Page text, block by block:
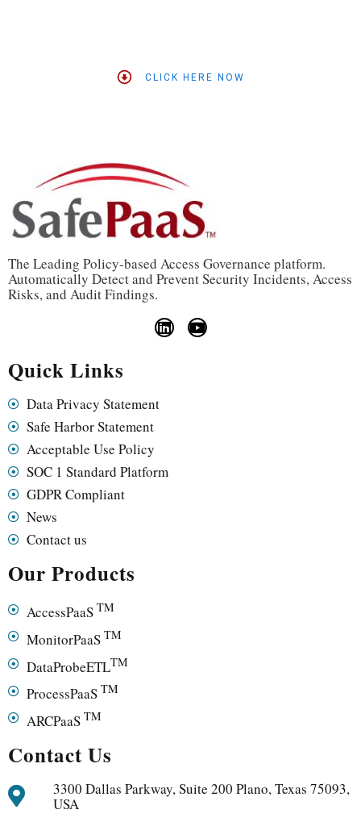
CLICK HERE NOW
The Leading Policy-based Access Governance platform.
Automatically Detect and Prevent Security Incidents, Access
Risks, and Audit Findings.
Quick Links
Data Privacy Statement
Safe Harbor Statement
Acceptable Use Policy
SOC 1 Standard Platform
GDPR Compliant
News
Contact us
Our Products
AccessPaaS TM
MonitorPaaS TM
DataProbeETLTM
ProcessPaaS TM
ARCPaaS TM
Contact Us
3300 Dallas Parkway, Suite 200 Plano, Texas 75093,
USA